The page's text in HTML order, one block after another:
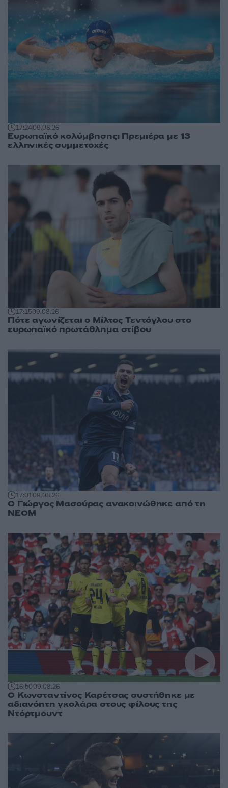
17:2409.08.26
Ευρωπαϊκό κολύμβησης: Πρεμιέρα με 13
ελληνικές συμμετοχές
17:1509.08.26
Πότε αγωνίζεται ο Μίλτος Τεντόγλου στο
ευρωπαϊκό πρωτάθλημα στίβου
17:0109.08.26
Ο Γιώργος Μασούρας ανακοινώθηκε από τη
ΝΕΟΜ
16:5009.08.26
Ο Κωνσταντίνος Καρέτσας συστήθηκε με
αδιανόητη γκολάρα στους φίλους της
Ντόρτμουντ